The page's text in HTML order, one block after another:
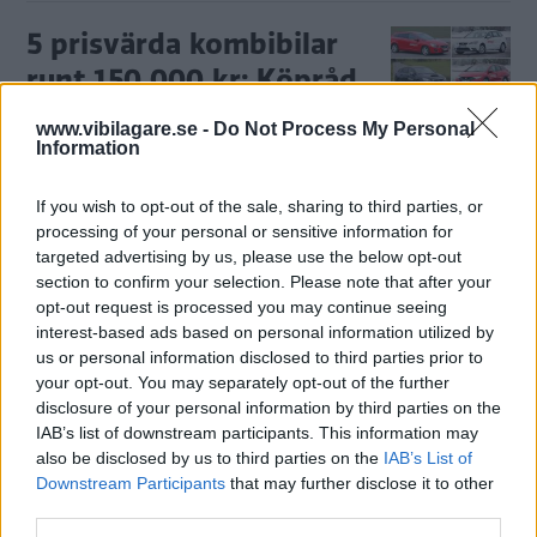
www.vibilagare.se - Do Not Process My Personal
Information
If you wish to opt-out of the sale, sharing to third parties, or
processing of your personal or sensitive information for
targeted advertising by us, please use the below opt-out
section to confirm your selection. Please note that after your
opt-out request is processed you may continue seeing
interest-based ads based on personal information utilized by
us or personal information disclosed to third parties prior to
your opt-out. You may separately opt-out of the further
disclosure of your personal information by third parties on the
IAB’s list of downstream participants. This information may
also be disclosed by us to third parties on the IAB’s List of
Downstream Participants that may further disclose it to other
5 prisvärda kombibilar
runt 150 000 kr: Köpråd,
plus och minus
KÖPGUIDE 9 februari 2023
000 mil.
0 kommentarer Gasa (45) Bromsa (30)
Tester: De senaste vi kört